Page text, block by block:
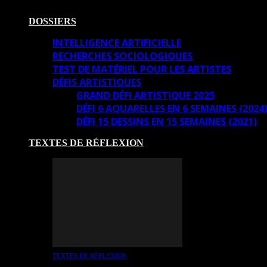
DOSSIERS
INTELLIGENCE ARTIFICIELLE
RECHERCHES SOCIOLOGIQUES
TEST DE MATÉRIEL POUR LES ARTISTES
DÉFIS ARTISTIQUES
GRAND DÉFI ARTISTIQUE 2025
DÉFI 6 AQUARELLES EN 6 SEMAINES (2024)
DÉFI 15 DESSINS EN 15 SEMAINES (2021)
TEXTES DE RÉFLEXION
TEXTES DE RÉFLEXION